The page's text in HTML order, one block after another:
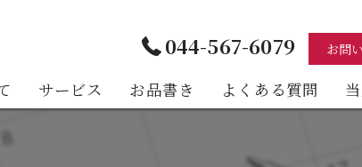
044-567-6079 お問
サービス お品書き よくある質問